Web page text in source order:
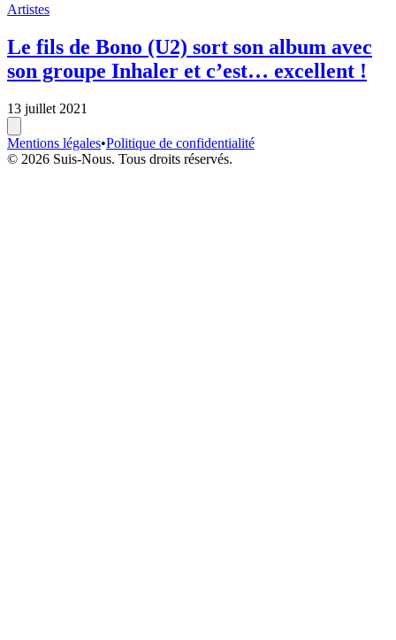
Artistes
Le fils de Bono (U2) sort son album avec
son groupe Inhaler et c’est… excellent !
13 juillet 2021
Mentions légales•Politique de confidentialité
© 2026 Suis-Nous. Tous droits réservés.